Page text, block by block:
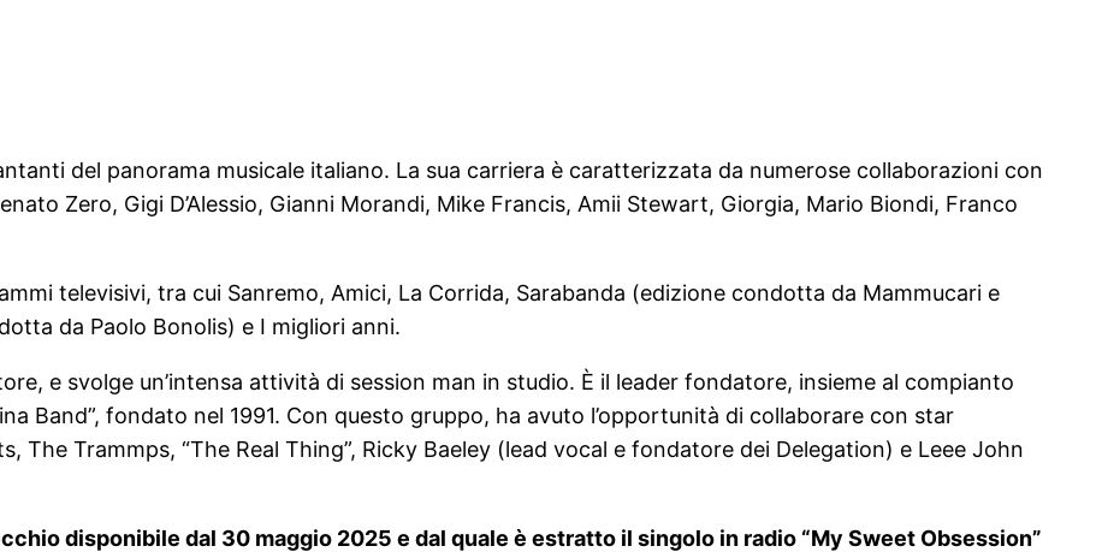
del panorama musicale italiano. La sua carriera è caratterizzata da numerose collaborazioni con
Zero, Gigi D’Alessio, Gianni Morandi, Mike Francis, Amii Stewart, Giorgia, Mario Biondi, Franco
televisivi, tra cui Sanremo, Amici, La Corrida, Sarabanda (edizione condotta da Mammucari e
da Paolo Bonolis) e I migliori anni.
e svolge un’intensa attività di session man in studio. È il leader fondatore, insieme al compianto
Band”, fondato nel 1991. Con questo gruppo, ha avuto l’opportunità di collaborare con star
The Trammps, “The Real Thing”, Ricky Baeley (lead vocal e fondatore dei Delegation) e Leee John
disponibile dal 30 maggio 2025 e dal quale è estratto il singolo in radio “My Sweet Obsession”